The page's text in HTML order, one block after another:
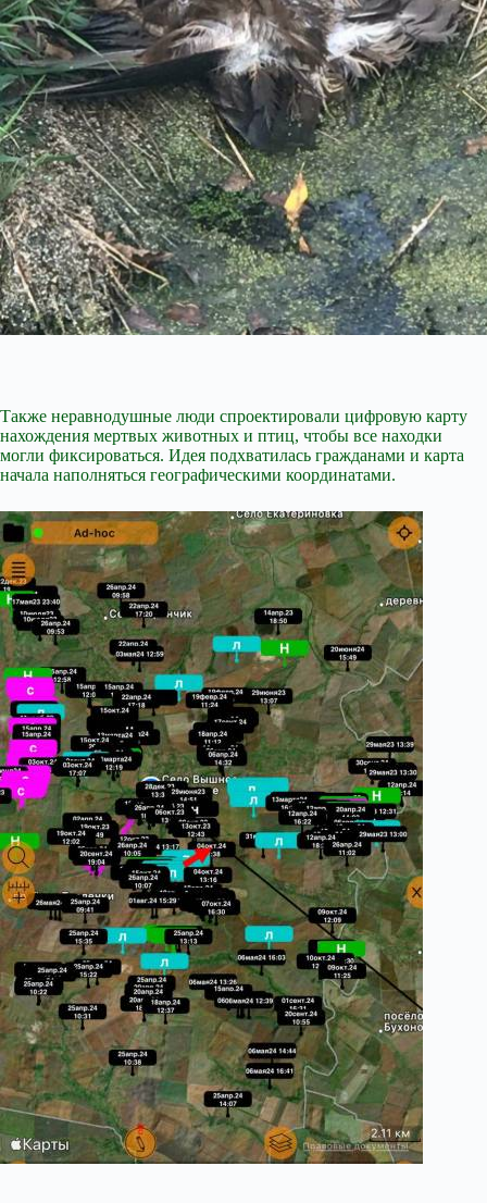
Также неравнодушные люди спроектировали цифровую карту
нахождения мертвых животных и птиц, чтобы все находки
могли фиксироваться. Идея подхватилась гражданами и карта
начала наполняться географическими координатами.